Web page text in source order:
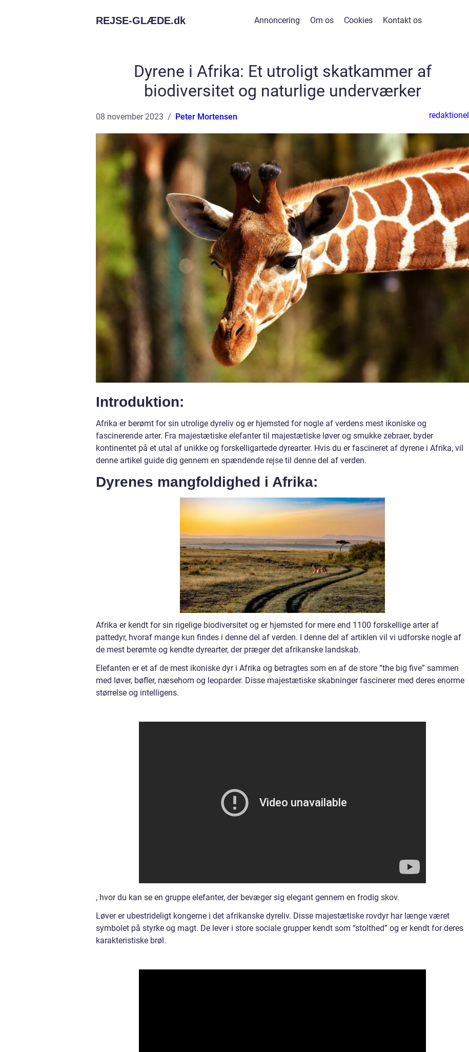
REJSE-GLÆDE.dk Annoncering Om os Cookies Kontakt os
Dyrene i Afrika: Et utroligt skatkammer af
biodiversitet og naturlige underværker
08 november 2023 Peter Mortensen redaktionel
Introduktion:
Afrika er berømt for sin utrolige dyreliv og er hjemsted for nogle af verdens mest ikoniske og
fascinerende arter. Fra majestætiske elefanter til majestætiske løver og smukke zebraer, byder
kontinentet på et utal af unikke og forskelligartede dyrearter. Hvis du er fascineret af dyrene i Afrika, vil
denne artikel guide dig gennem en spændende rejse til denne del af verden.
Dyrenes mangfoldighed i Afrika:
Afrika er kendt for sin rigelige biodiversitet og er hjemsted for mere end 1100 forskellige arter af
pattedyr, hvoraf mange kun findes i denne del af verden. I denne del af artiklen vil vi udforske nogle af
de mest berømte og kendte dyrearter, der præger det afrikanske landskab.
Elefanten er et af de mest ikoniske dyr i Afrika og betragtes som en af de store “the big five” sammen
med løver, bøfler, næsehorn og leoparder. Disse majestætiske skabninger fascinerer med deres enorme
størrelse og intelligens.
, hvor du kan se en gruppe elefanter, der bevæger sig elegant gennem en frodig skov.
Løver er ubestrideligt kongerne i det afrikanske dyreliv. Disse majestætiske rovdyr har længe været
symbolet på styrke og magt. De lever i store sociale grupper kendt som “stolthed” og er kendt for deres
karakteristiske brøl.